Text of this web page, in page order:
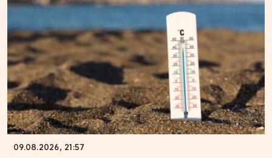
09.08.2026, 21:57